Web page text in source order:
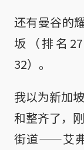
还有曼谷的
坂（排名
32）。
我以为新加
和整齐了，
街道——艾弗